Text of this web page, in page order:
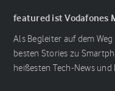
featured ist Vodafones
Als Begleiter auf dem
besten Stories zu
heißesten Tech-News